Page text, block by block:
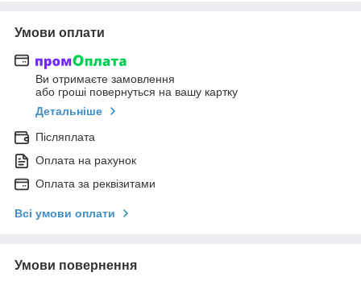
Умови оплати
Ви отримаєте замовлення
або гроші повернуться на вашу картку
Детальніше
Післяплата
Оплата на рахунок
Оплата за реквізитами
Всі умови оплати
Умови повернення